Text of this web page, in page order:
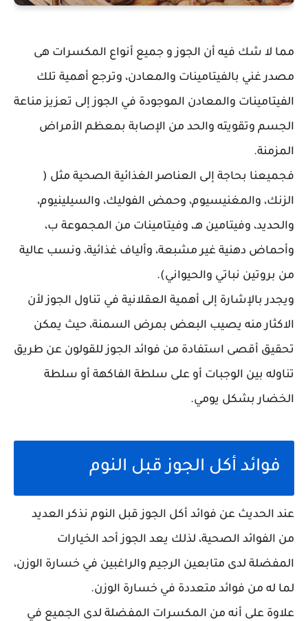
مما لا شك فيه أن الجوز و جميع أنواع المكسرات هى
مصدر غني بالفيتامينات والمعادن، وترجع أهمية تلك
الفيتامينات والمعادن الموجودة في الجوز إلى تعزيز مناعة
الجسم وتقويته والحد من الإصابة بمعظم الأمراض
المزمنة.
فجميعنا بحاجة إلى العناصر الغذائية الصحية مثل (
الزنك، والمغنيسيوم، وحمض الفوليك، والسيلينيوم،
والحديد، وفيتامين هـ، وفيتامينات من المجموعة ب،
وأحماض دهنية غير مشبعة، وألياف غذائية، ونسب عالية
من بروتين نباتي والحيواني).
ويجدر بالإشارة إلى أهمية العقلانية في تناول الجوز لأن
الاكثار منه يصيب البعض بمرض السمنة، حيث يمكن
تحقيق أقصى استفادة من فوائد الجوز للقولون عن طريق
تناوله بين الوجبات أو على سلطة الفاكهة أو سلطة
الخضار بشكل يومي.
فوائد أكل الجوز قبل النوم
عند الحديث عن فوائد أكل الجوز قبل النوم نذكر العديد
من الفوائد الصحية، لذلك يعد الجوز أحد الخيارات
المفضلة لدى متابعين الرجيم والراغبين في خسارة الوزن،
لما له من فوائد متعددة في خسارة الوزن.
علاوة على أنه من المكسرات المفضلة لدى الجميع في